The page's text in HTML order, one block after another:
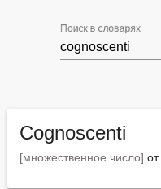
Поиск в словарях
Cognoscenti
[множественное число] от